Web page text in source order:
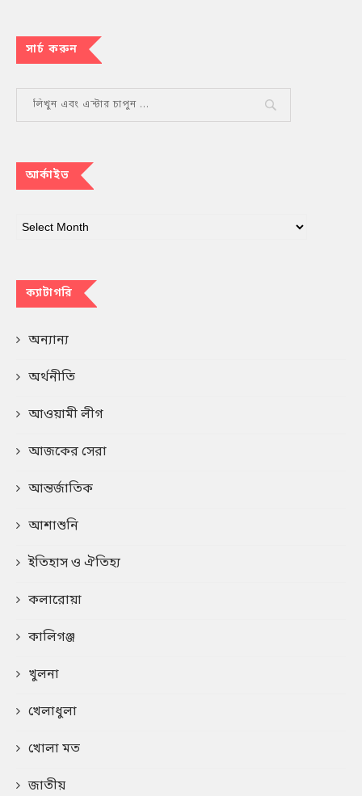
সার্চ করুন
আর্কাইভ
ক্যাটাগরি
অন্যান্য
অর্থনীতি
আওয়ামী লীগ
আজকের সেরা
আন্তর্জাতিক
আশাশুনি
ইতিহাস ও ঐতিহ্য
কলারোয়া
কালিগঞ্জ
খুলনা
খেলাধুলা
খোলা মত
জাতীয়